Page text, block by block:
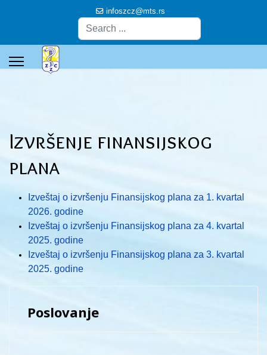
infoszcz@mts.rs
Izvršenje finansijskog
plana
Izveštaj o izvršenju Finansijskog plana za 1. kvartal
2026. godine
Izveštaj o izvršenju Finansijskog plana za 4. kvartal
2025. godine
Izveštaj o izvršenju Finansijskog plana za 3. kvartal
2025. godine
Poslovanje